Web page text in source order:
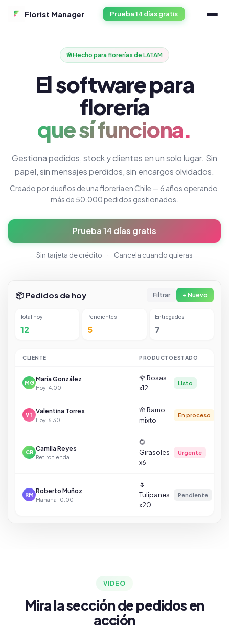
Florist Manager Prueba 14 días gratis
🌸Hecho para florerías de LATAM
El software para
florería
que sí funciona.
Gestiona pedidos, stock y clientes en un solo lugar. Sin
papel, sin mensajes perdidos, sin encargos olvidados.
Creado por dueños de una florería en Chile — 6 años operando,
más de 50.000 pedidos gestionados.
Prueba 14 días gratis
Sin tarjeta de crédito · Cancela cuando quieras
📦 Pedidos de hoy Filtrar + Nuevo
Total hoy
12
Pendientes
5
Entregados
7
CLIENTE PRODUCTOESTADO
MG
María González
Hoy 14:00
🌹 Rosas
x12
Listo
VT
Valentina Torres
Hoy 16:30
🌸 Ramo
mixto
En proceso
CR
Camila Reyes
Retiro tienda
🌻
Girasoles
x6
Urgente
RM
Roberto Muñoz
Mañana 10:00
🌷
Tulipanes
x20
Pendiente
VIDEO
Mira la sección de pedidos en
acción